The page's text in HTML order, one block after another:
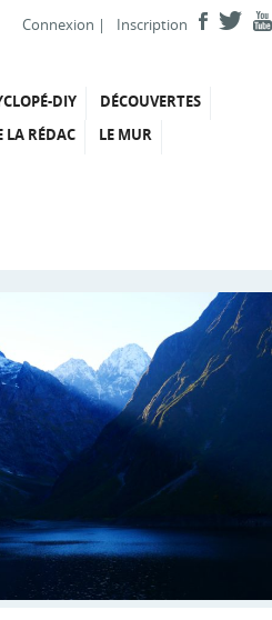
Connexion | Inscription
DIY
DÉCOUVERTES
LA RÉDAC
LE MUR